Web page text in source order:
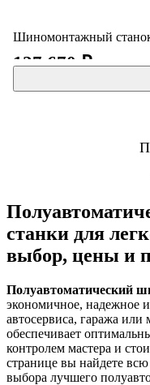
Шиномонтажный
127 670 ₽
станки для
выбор, цены и
Полуавтоматический
экономичное, надежное
автосервиса, гаража
обеспечивает
контролем мастера и
странице вы найдете
выбора лучшего